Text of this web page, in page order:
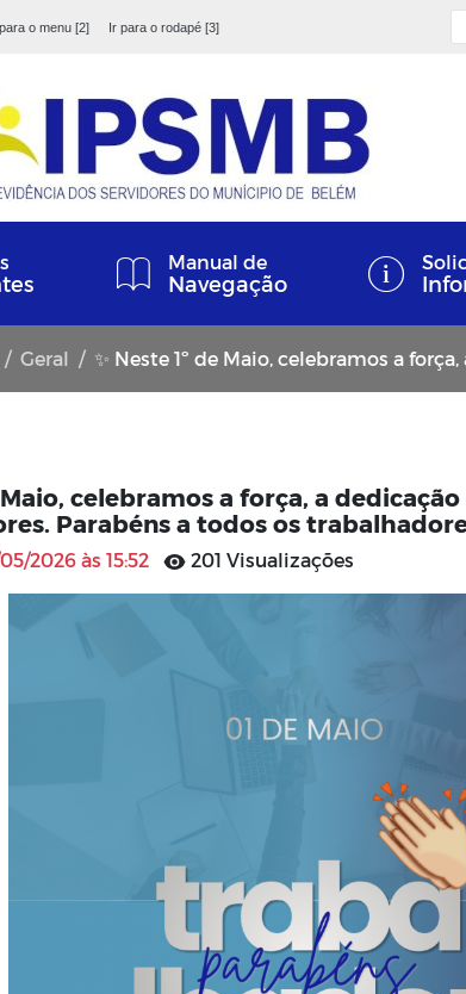
o menu [2] Ir para o rodapé [3]
Manual de
Navegação
Geral ✨ Neste 1º de Maio, celebramos a força, a dedicação e a coragem de todos os
Maio, celebramos a força, a
Parabéns a todos os
2026 às 15:52 201 Visualizações